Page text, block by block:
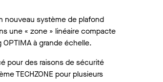
nouveau système de plafond
une « zone » linéaire compacte
à grande échelle.
pour des raisons de sécurité
TECHZONE pour plusieurs